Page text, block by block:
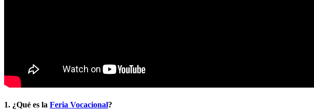
1. ¿Qué es la Feria Vocacional?